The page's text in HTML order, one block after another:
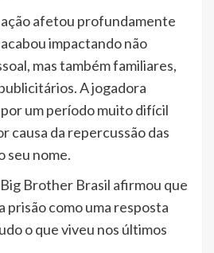
afetou profundamente
impactando não
mas também familiares,
A jogadora
um período muito difícil
causa da repercussão das
seu nome.
Brother Brasil afirmou que
prisão como uma resposta
o que viveu nos últimos